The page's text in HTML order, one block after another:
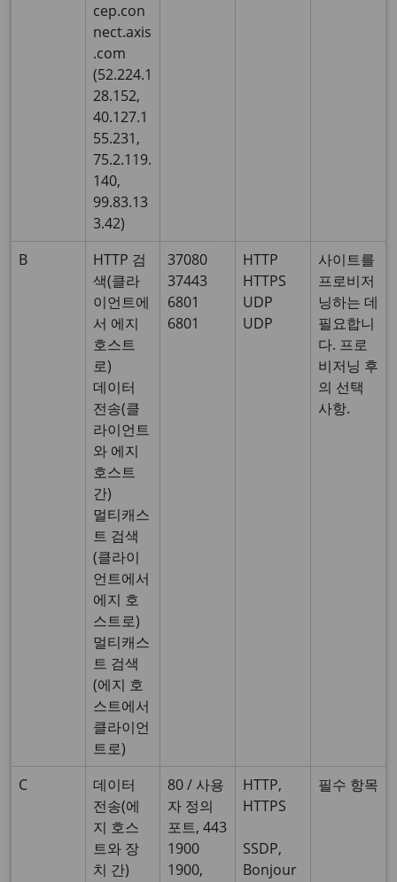
cep.con
nect.axis
.com
(52.224.1
28.152,
40.127.1
55.231,
75.2.119.
140,
99.83.13
3.42)
B
HTTP 검
색(클라
이언트에
서 에지
호스트
로)
데이터
전송(클
라이언트
와 에지
호스트
간)
멀티캐스
트 검색
(클라이
언트에서
에지 호
스트로)
멀티캐스
트 검색
(에지 호
스트에서
클라이언
트로)
37080
37443
6801
6801
HTTP
HTTPS
UDP
UDP
사이트를
프로비저
닝하는 데
필요합니
다. 프로
비저닝 후
의 선택
사항.
C
데이터
전송(에
지 호스
트와 장
치 간)
80 / 사용
자 정의
포트, 443
1900
1900,
HTTP,
HTTPS
SSDP,
Bonjour
필수 항목